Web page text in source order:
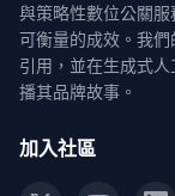
與策略性數位公關
可衡量的成效。我
引用，並在生成式
播其品牌故事。
加入社區